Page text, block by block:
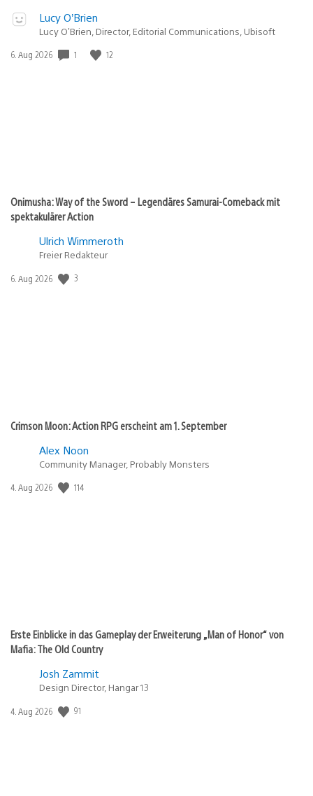
Lucy O’Brien
Lucy O’Brien, Director, Editorial Communications, Ubisoft
Veröffentlichungsdatum:
6. Aug 2026 1 12
Onimusha: Way of the Sword – Legendäres Samurai-Comeback mit
spektakulärer Action
Ulrich Wimmeroth
Freier Redakteur
Veröffentlichungsdatum:
6. Aug 2026 3
Crimson Moon: Action RPG erscheint am 1. September
Alex Noon
Community Manager, Probably Monsters
Veröffentlichungsdatum:
4. Aug 2026 114
Erste Einblicke in das Gameplay der Erweiterung „Man of Honor“ von
Mafia: The Old Country
Josh Zammit
Design Director, Hangar 13
Veröffentlichungsdatum:
4. Aug 2026 91